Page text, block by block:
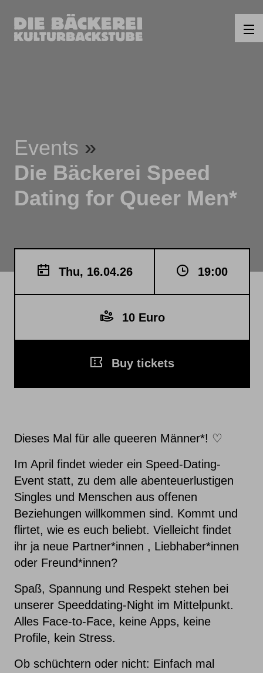
Events
Die Bäckerei Speed
Dating for Queer Men*
Thu, 16.04.26 19:00
10 Euro
Buy tickets
Dieses Mal für alle queeren Männer*! ♡
Im April findet wieder ein Speed-Dating-
Event statt, zu dem alle abenteuerlustigen
Singles und Menschen aus offenen
Beziehungen willkommen sind. Kommt und
flirtet, wie es euch beliebt. Vielleicht findet
ihr ja neue Partner*innen , Liebhaber*innen
oder Freund*innen?
Spaß, Spannung und Respekt stehen bei
unserer Speeddating-Night im Mittelpunkt.
Alles Face-to-Face, keine Apps, keine
Profile, kein Stress.
Ob schüchtern oder nicht: Einfach mal